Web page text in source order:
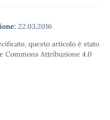
22.03.2016
questo articolo è stato
Commons Attribuzione 4.0